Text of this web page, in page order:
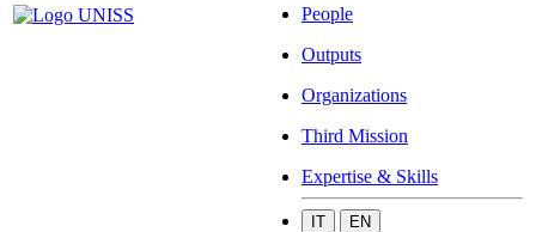
People
Outputs
Organizations
Third Mission
Expertise & Skills
IT EN